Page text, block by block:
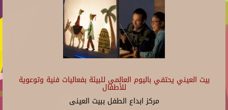
بيت العيني يحتفي باليوم العالمي للبيئة بفعاليات فنية وتوعوية
للأطفال
مركز ابداع الطفل ببيت العينى